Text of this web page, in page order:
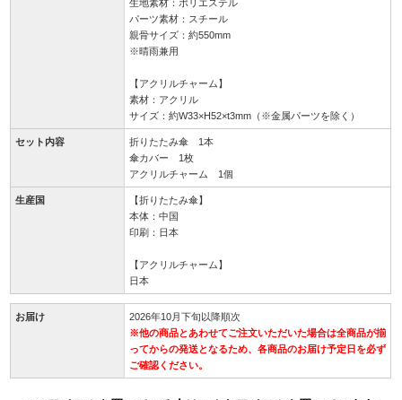
生地素材：ポリエステル
パーツ素材：スチール
親骨サイズ：約550mm
※晴雨兼用
【アクリルチャーム】
素材：アクリル
サイズ：約W33×H52×t3mm（※金属パーツを除く）
セット内容
折りたたみ傘 1本
傘カバー 1枚
アクリルチャーム 1個
生産国
【折りたたみ傘】
本体：中国
印刷：日本
【アクリルチャーム】
日本
お届け
2026年10月下旬以降順次
※他の商品とあわせてご注文いただいた場合は全商品が揃
ってからの発送となるため、各商品のお届け予定日を必ず
ご確認ください。